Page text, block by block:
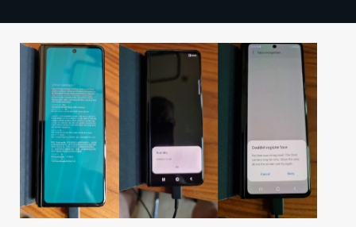
TECHBBS
TIETOA
HINTA.FI
KAUPPA
VAIHDA TEEMA